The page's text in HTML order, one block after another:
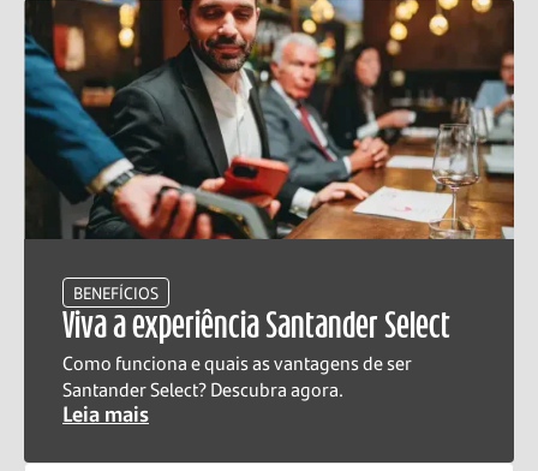
BENEFÍCIOS
Viva a experiência Santander Select
Como funciona e quais as vantagens de ser
Santander Select? Descubra agora.
Leia mais